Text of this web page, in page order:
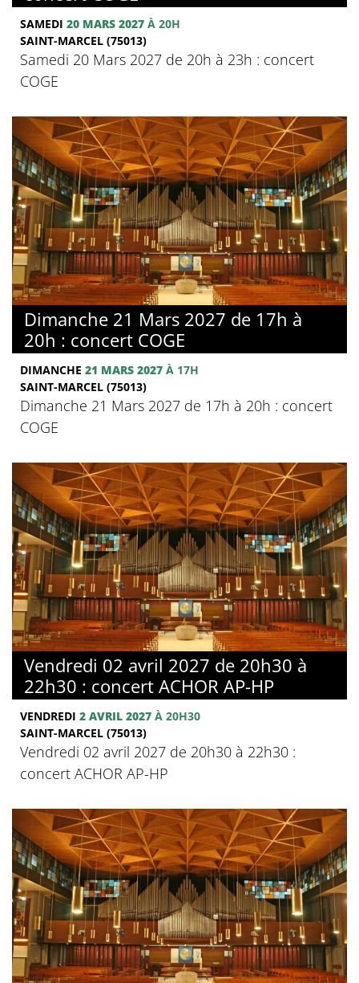
SAMEDI 20 MARS 2027 À 20H
SAINT-MARCEL (75013)
Samedi 20 Mars 2027 de 20h à 23h : concert
COGE
Dimanche 21 Mars 2027 de 17h à
20h : concert COGE
DIMANCHE 21 MARS 2027 À 17H
SAINT-MARCEL (75013)
Dimanche 21 Mars 2027 de 17h à 20h : concert
COGE
Vendredi 02 avril 2027 de 20h30 à
22h30 : concert ACHOR AP-HP
VENDREDI 2 AVRIL 2027 À 20H30
SAINT-MARCEL (75013)
Vendredi 02 avril 2027 de 20h30 à 22h30 :
concert ACHOR AP-HP